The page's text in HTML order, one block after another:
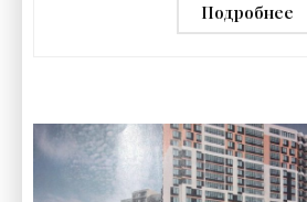
Подробнее